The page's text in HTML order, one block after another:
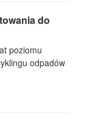
do
poziomu
odpadów